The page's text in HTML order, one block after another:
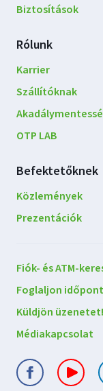
Biztosítások
Rólunk
Karrier
Szállítóknak
OTP LAB
Befektetőknek
Közlemények
Prezentációk
Lépjen
velünk
Fiók- és ATM-
Foglaljon
Küldjön üzenetet!
Médiakapcsolat